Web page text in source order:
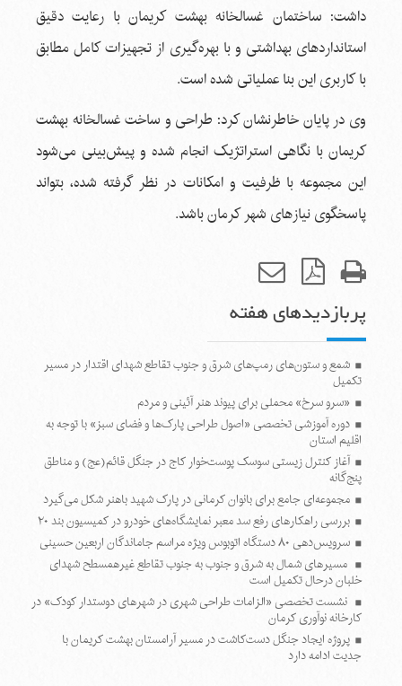
داشت: ساختمان غسالخانه بهشت کریمان با رعایت دقیق‌
استانداردهای بهداشتی و با بهره‌گیری از تجهیزات کامل مطابق
با کاربری این بنا عملیاتی شده است.
وی در پایان خاطرنشان کرد: طراحی و ساخت غسالخانه بهشت
کریمان با نگاهی استراتژیک انجام شده و پیش‌بینی می‌شود
این مجموعه با ظرفیت و امکانات در نظر گرفته شده، بتواند
پاسخگوی نیازهای شهر کرمان باشد.
پربازدیدهای هفته
شمع و ستون‌های رمپ‌های شرق و جنوب تقاطع شهدای اقتدار در مسیر
تکمیل
«سرو سرخ» محملی برای پیوند هنر آئینی و مردم
دوره آموزشی تخصصی «اصول طراحی پارک‌ها و فضای سبز» با توجه به
اقلیم استان
آغاز کنترل زیستی سوسک پوست‌خوار کاج در جنگل قائم(عج) و مناطق
پنج‌گانه
مجموعه‌ای جامع برای بانوان کرمانی در پارک شهید باهنر شکل می‌گیرد
بررسی راهکارهای رفع سد معبر نمایشگاه‌های خودرو در کمیسیون بند ۲۰
سرویس‌دهی ۸۰ دستگاه اتوبوس ویژه مراسم جاماندگان اربعین حسینی
مسیرهای شمال به شرق و جنوب به جنوب تقاطع غیرهمسطح شهدای
خلبان درحال تکمیل است
نشست تخصصی «الزامات طراحی شهری در شهرهای دوستدار کودک» در
کارخانه نوآوری کرمان
پروژه ایجاد جنگل دست‌کاشت در مسیر آرامستان بهشت کریمان با
جدیت ادامه دارد